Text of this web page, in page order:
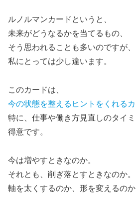
ルノルマンカードというと、
未来がどうなるかを当てるもの、
そう思われることも多いのですが、
私にとっては少し違います。
このカードは、
今の状態を整えるヒントをくれるカ
特に、仕事や働き方見直しのタイ
得意です。
今は増やすときなのか。
それとも、削ぎ落とすときなのか。
軸を太くするのか、形を変えるのか